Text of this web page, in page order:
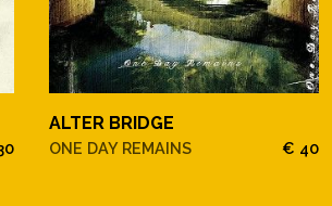
ALTER BRIDGE
ONE DAY REMAINS € 40